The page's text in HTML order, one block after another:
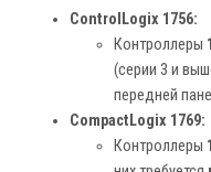
ControlLogix 1756:
Контроллеры
(серии 3 и
передней
CompactLogix 1769:
Контроллеры